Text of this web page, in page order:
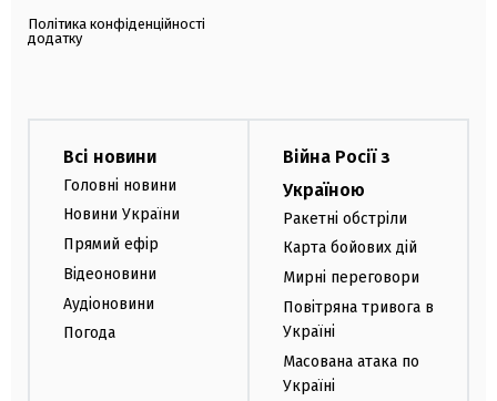
Політика конфіденційності
додатку
Всі новини
Головні новини
Новини України
Прямий ефір
Відеоновини
Аудіоновини
Погода
Війна Росії з
Україною
Ракетні обстріли
Карта бойових дій
Мирні переговори
Повітряна тривога в
Україні
Масована атака по
Україні